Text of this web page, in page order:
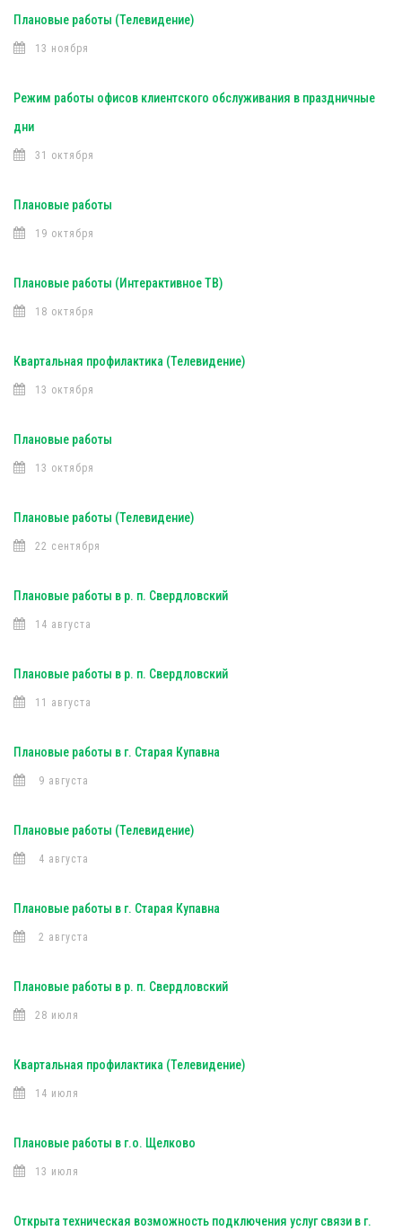
Плановые работы (Телевидение)
13 ноября
Режим работы офисов клиентского обслуживания в праздничные
дни
31 октября
Плановые работы
19 октября
Плановые работы (Интерактивное ТВ)
18 октября
Квартальная профилактика (Телевидение)
13 октября
Плановые работы
13 октября
Плановые работы (Телевидение)
22 сентября
Плановые работы в р. п. Свердловский
14 августа
Плановые работы в р. п. Свердловский
11 августа
Плановые работы в г. Старая Купавна
9 августа
Плановые работы (Телевидение)
4 августа
Плановые работы в г. Старая Купавна
2 августа
Плановые работы в р. п. Свердловский
28 июля
Квартальная профилактика (Телевидение)
14 июля
Плановые работы в г.о. Щелково
13 июля
Открыта техническая возможность подключения услуг связи в г.